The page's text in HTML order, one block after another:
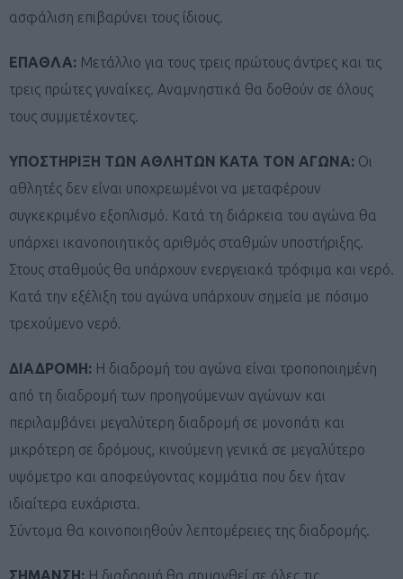
ασφάλιση επιβαρύνει τους ίδιους.
ΕΠΑΘΛΑ: Μετάλλιο για τους τρεις πρώτους άντρες και τις
τρεις πρώτες γυναίκες. Aναμνηστικά θα δοθούν σε όλους
τους συμμετέχοντες.
ΥΠΟΣΤΗΡΙΞΗ ΤΩΝ ΑΘΛΗΤΩΝ ΚΑΤΑ ΤΟΝ ΑΓΩΝΑ: Οι
αθλητές δεν είναι υποχρεωμένοι να μεταφέρουν
συγκεκριμένο εξοπλισμό. Κατά τη διάρκεια του αγώνα θα
υπάρχει ικανοποιητικός αριθμός σταθμών υποστήριξης.
Στους σταθμούς θα υπάρχουν ενεργειακά τρόφιμα και νερό.
Κατά την εξέλιξη του αγώνα υπάρχουν σημεία με πόσιμο
τρεχούμενο νερό.
ΔΙΑΔΡΟΜΗ: Η διαδρομή του αγώνα είναι τροποποιημένη
από τη διαδρομή των προηγούμενων αγώνων και
περιλαμβάνει μεγαλύτερη διαδρομή σε μονοπάτι και
μικρότερη σε δρόμους, κινούμενη γενικά σε μεγαλύτερο
υψόμετρο και αποφεύγοντας κομμάτια που δεν ήταν
ιδιαίτερα ευχάριστα.
Σύντομα θα κοινοποιηθούν λεπτομέρειες της διαδρομής.
ΣΗΜΑΝΣΗ: Η διαδρομή θα σημανθεί σε όλες τις